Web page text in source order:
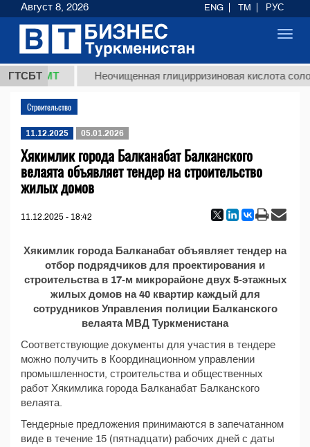
ГТСБТ
37,8 ТМТ Неочищенная глицирризиновая кислота
Строительство
11.12.2025 05.01.2026
Хякимлик города Балканабат Балканского
велаята объявляет тендер на строительство
жилых домов
11.12.2025 - 18:42
Хякимлик города Балканабат объявляет тендер на
отбор подрядчиков для проектирования и
строительства в 17-м микрорайоне двух 5-этажных
жилых домов на 40 квартир каждый для
сотрудников Управления полиции Балканского
велаята МВД Туркменистана
Соответствующие документы для участия в тендере
можно получить в Координационном управлении
промышленности, строительства и общественных
работ Хякимлика города Балканабат Балканского
велаята.
Тендерные предложения принимаются в запечатанном
виде в течение 15 (пятнадцати) рабочих дней с даты
Август 8, 2026 ENG TM РУС